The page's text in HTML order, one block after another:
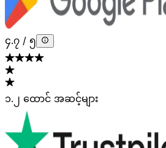
၄.၇ / ၅
၁.၂ ထောင် အဆင့်များ